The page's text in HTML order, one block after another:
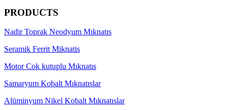
PRODUCTS
Nadir Toprak Neodyum Mıknatıs
Seramik Ferrit Miknatis
Motor Cok kutuplu Mıknatıs
Samaryum Kobalt Mıknatıslar
Alüminyum Nikel Kobalt Mıknatıslar